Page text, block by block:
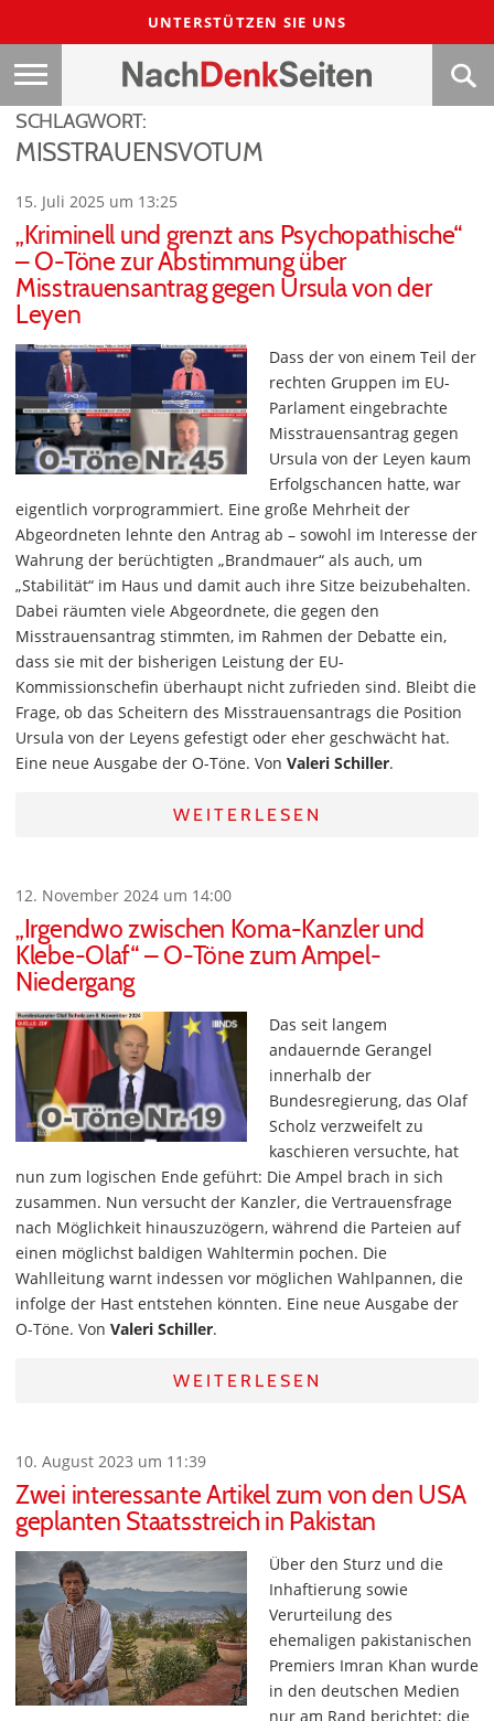
UNTERSTÜTZEN SIE UNS
SCHLAGWORT:
MISSTRAUENSVOTUM
15. Juli 2025 um 13:25
„Kriminell und grenzt ans Psychopathische“
– O-Töne zur Abstimmung über
Misstrauensantrag gegen Ursula von der
Leyen
Dass der von einem Teil der
rechten Gruppen im EU-
Parlament eingebrachte
Misstrauensantrag gegen
Ursula von der Leyen kaum
Erfolgschancen hatte, war
eigentlich vorprogrammiert. Eine große Mehrheit der
Abgeordneten lehnte den Antrag ab – sowohl im Interesse der
Wahrung der berüchtigten „Brandmauer“ als auch, um
„Stabilität“ im Haus und damit auch ihre Sitze beizubehalten.
Dabei räumten viele Abgeordnete, die gegen den
Misstrauensantrag stimmten, im Rahmen der Debatte ein,
dass sie mit der bisherigen Leistung der EU-
Kommissionschefin überhaupt nicht zufrieden sind. Bleibt die
Frage, ob das Scheitern des Misstrauensantrags die Position
Ursula von der Leyens gefestigt oder eher geschwächt hat.
Eine neue Ausgabe der O-Töne. Von Valeri Schiller.
WEITERLESEN
12. November 2024 um 14:00
„Irgendwo zwischen Koma-Kanzler und
Klebe-Olaf“ – O-Töne zum Ampel-
Niedergang
Das seit langem
andauernde Gerangel
innerhalb der
Bundesregierung, das Olaf
Scholz verzweifelt zu
kaschieren versuchte, hat
nun zum logischen Ende geführt: Die Ampel brach in sich
zusammen. Nun versucht der Kanzler, die Vertrauensfrage
nach Möglichkeit hinauszuzögern, während die Parteien auf
einen möglichst baldigen Wahltermin pochen. Die
Wahlleitung warnt indessen vor möglichen Wahlpannen, die
infolge der Hast entstehen könnten. Eine neue Ausgabe der
O-Töne. Von Valeri Schiller.
WEITERLESEN
10. August 2023 um 11:39
Zwei interessante Artikel zum von den USA
geplanten Staatsstreich in Pakistan
Über den Sturz und die
Inhaftierung sowie
Verurteilung des
ehemaligen pakistanischen
Premiers Imran Khan wurde
in den deutschen Medien
nur am Rand berichtet; die